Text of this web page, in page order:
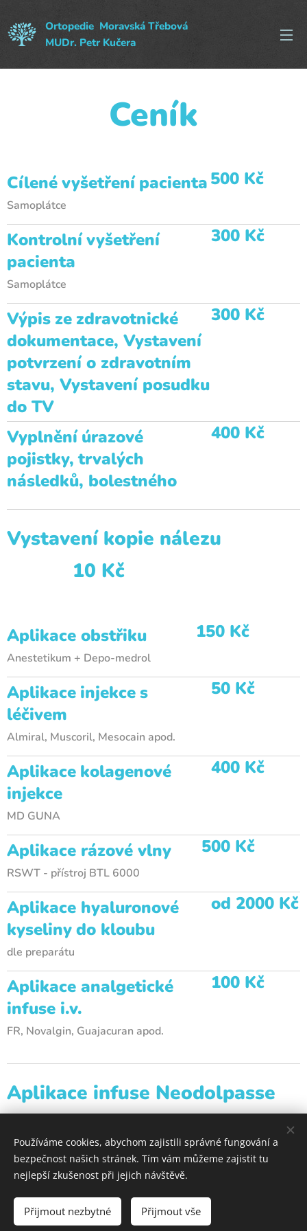
Ortopedie Moravská Třebová
MUDr. Petr Kučera
Ceník
Cílenévyšetření pacienta
Samoplátce
500 Kč
Kontrolnívyšetření
pacienta
Samoplátce
300 Kč
Výpiszezdravotnické
dokumentace, Vystavení
potvrzení o zdravotním
stavu, Vystavení posudku
do TV
300 Kč
Vyplnění úrazové
pojistky, trvalých
následků, bolestného
400 Kč
Vystavení kopie nálezu
10 Kč
Aplikace obstřiku
Anestetikum + Depo-medrol
150 Kč
Aplikace injekces
léčivem
Almiral, Muscoril, Mesocain apod.
50 Kč
Aplikace kolagenové
injekce
MD GUNA
400 Kč
Aplikace rázové vlny
RSWT - přístroj BTL 6000
500 Kč
Aplikace hyaluronové
kyselinydo kloubu
dle preparátu
od 2000 Kč
Aplikace analgetické
infuse i.v.
FR, Novalgin, Guajacuran apod.
100 Kč
Aplikace infuse Neodolpasse
Ortopedie MT s.r.o. | Jsme tu pro vaše zdravé klouby
Vytvořeno službou Webnode
Používáme cookies, abychom zajistili správné fungování a
bezpečnost našich stránek. Tím vám můžeme zajistit tu
nejlepší zkušenost při jejich návštěvě.
Přijmout nezbytné Přijmout vše